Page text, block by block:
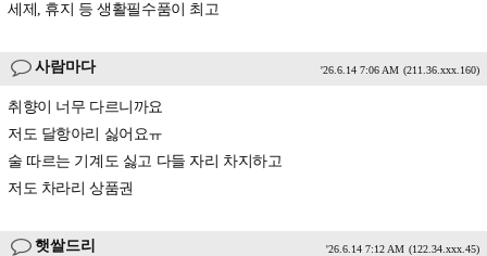
세제, 휴지 등 생활필수품이 최고
사람마다 '26.6.14 7:06 AM (211.36.xxx.160)
취향이 너무 다르니까요
저도 달항아리 싫어요ㅠ
술 따르는 기계도 싫고 다들 자리 차지하고
저도 차라리 상품권
햇쌀드리 '26.6.14 7:12 AM (122.34.xxx.45)